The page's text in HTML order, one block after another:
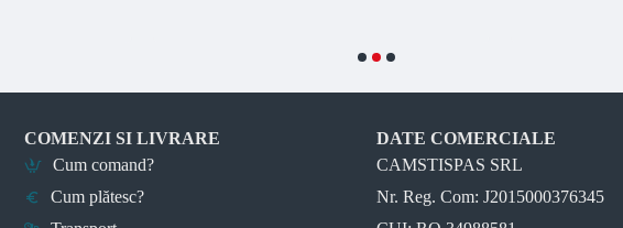
COMENZI SI LIVRARE
Cum comand?
Cum plătesc?
DATE COMERCIALE
CAMSTISPAS SRL
Nr. Reg. Com: J2015000376345